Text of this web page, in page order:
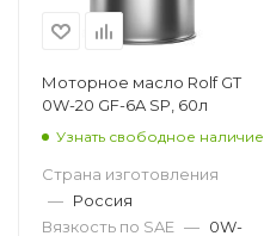
Моторное масло Rolf GT
0W-20 GF-6A SP, 60л
Узнать свободное наличие
Страна изготовления
— Россия
Вязкость по SAE — 0W-